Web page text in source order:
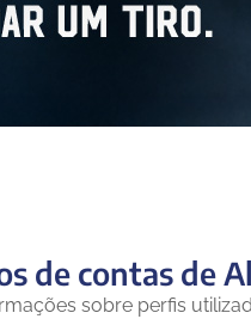
de contas de
sobre perfis